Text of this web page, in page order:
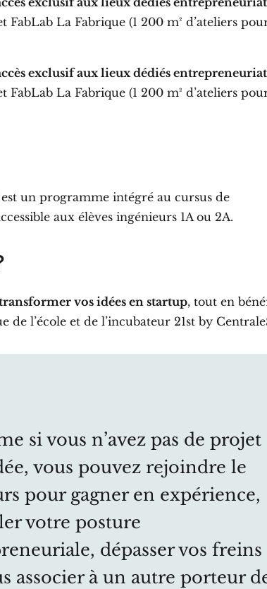
FabLab La Fabrique (1 200 m² d’ateliers
exclusif aux lieux dédiés entrepreneuriat
FabLab La Fabrique (1 200 m² d’ateliers
est un programme intégré au cursus de
aux élèves ingénieurs 1A ou 2A.
vos idées en startup, tout en
de l’école et de l’incubateur 21st by
si vous n’avez pas de projet
vous pouvez rejoindre le
pour gagner en expérience,
votre posture
dépasser vos freins
associer à un autre porteur